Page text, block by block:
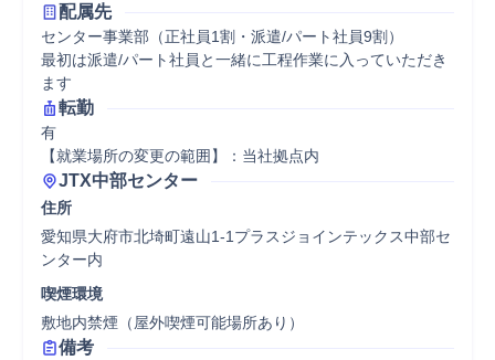
配属先
センター事業部（正社員1割・派遣/パート社員9割）
最初は派遣/パート社員と一緒に工程作業に入っていただき
ます
転勤
有
【就業場所の変更の範囲】：当社拠点内
JTX中部センター
住所
愛知県大府市北埼町遠山1-1プラスジョインテックス中部セ
ンター内
喫煙環境
敷地内禁煙（屋外喫煙可能場所あり）
備考